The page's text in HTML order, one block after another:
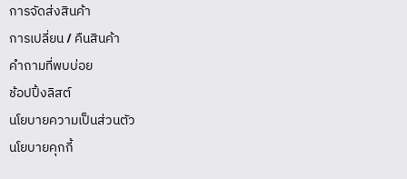
การจัดส่งสินค้า
การเปลี่ยน / คืนสินค้า
คำถามที่พบบ่อย
ช้อปปิ้งลิสต์
นโยบายความเป็นส่วนตัว
นโยบายคุกกี้